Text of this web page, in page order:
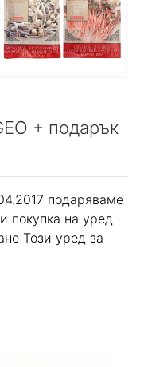
+ подарък
подаряваме
покупка на уред
Този уред за